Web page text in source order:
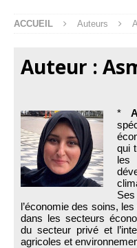
ACCUEIL Auteurs
Auteur :
*
qui
l’économie des soins,
dans les secteurs
du secteur privé et
agricoles et